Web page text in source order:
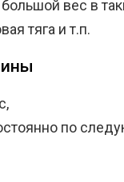
вес в
тяга и т.п.
по